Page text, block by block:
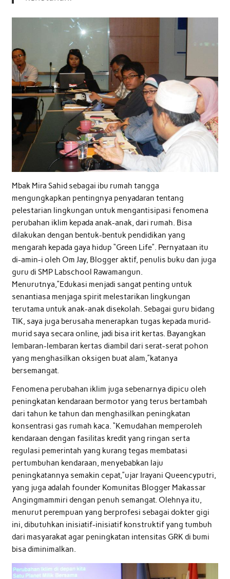
Mbak Mira Sahid sebagai ibu rumah tangga
mengungkapkan pentingnya penyadaran tentang
pelestarian lingkungan untuk mengantisipasi fenomena
perubahan iklim kepada anak-anak, dari rumah. Bisa
dilakukan dengan bentuk-bentuk pendidikan yang
mengarah kepada gaya hidup “Green Life”. Pernyataan itu
di-amin-i oleh Om Jay, Blogger aktif, penulis buku dan juga
guru di SMP Labschool Rawamangun.
Menurutnya,”Edukasi menjadi sangat penting untuk
senantiasa menjaga spirit melestarikan lingkungan
terutama untuk anak-anak disekolah. Sebagai guru bidang
TIK, saya juga berusaha menerapkan tugas kepada murid-
murid saya secara online, jadi bisa irit kertas. Bayangkan
lembaran-lembaran kertas diambil dari serat-serat pohon
yang menghasilkan oksigen buat alam,”katanya
bersemangat.
Fenomena perubahan iklim juga sebenarnya dipicu oleh
peningkatan kendaraan bermotor yang terus bertambah
dari tahun ke tahun dan menghasilkan peningkatan
konsentrasi gas rumah kaca. “Kemudahan memperoleh
kendaraan dengan fasilitas kredit yang ringan serta
regulasi pemerintah yang kurang tegas membatasi
pertumbuhan kendaraan, menyebabkan laju
peningkatannya semakin cepat,”ujar Irayani Queencyputri,
yang juga adalah founder Komunitas Blogger Makassar
Angingmammiri dengan penuh semangat. Olehnya itu,
menurut perempuan yang berprofesi sebagai dokter gigi
ini, dibutuhkan inisiatif-inisiatif konstruktif yang tumbuh
dari masyarakat agar peningkatan intensitas GRK di bumi
bisa diminimalkan.